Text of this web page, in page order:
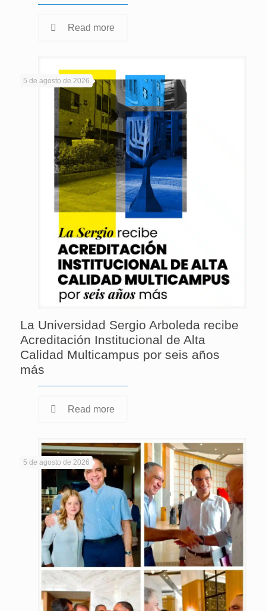
Read more
5 de agosto de 2026
La Universidad Sergio Arboleda recibe
Acreditación Institucional de Alta
Calidad Multicampus por seis años
más
Read more
5 de agosto de 2026